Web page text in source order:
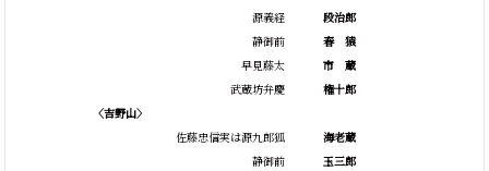
〈吉野山〉
源義経
静御前
早見藤太
武蔵坊弁慶
佐藤忠信実は源九郎狐
静御前
段治郎
春
猿
市
蔵
権十郎
海老蔵
玉三郎